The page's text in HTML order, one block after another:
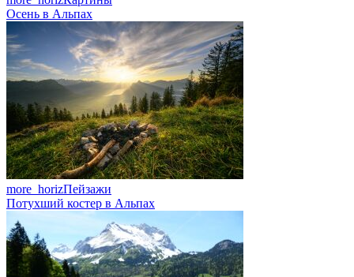
Осень в Альпах
more_horizПейзажи
Потухший костер в Альпах